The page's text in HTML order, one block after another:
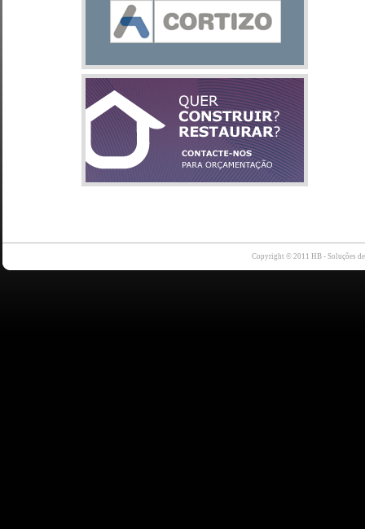
Copyright © 2011 HB - Soluções